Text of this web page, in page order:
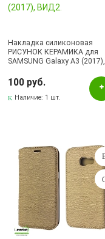
Накладка силиконовая
РИСУНОК КЕРАМИКА для
SAMSUNG Galaxy A3 (2017),
100 руб.
Наличие: 1 шт.